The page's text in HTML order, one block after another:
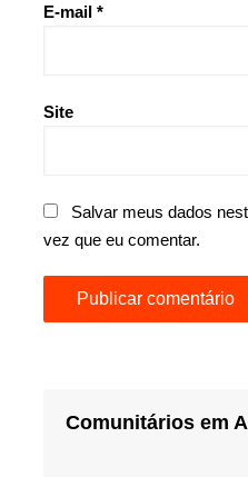
E-mail *
Site
Salvar meus dados
vez que eu comentar.
Comunitários em